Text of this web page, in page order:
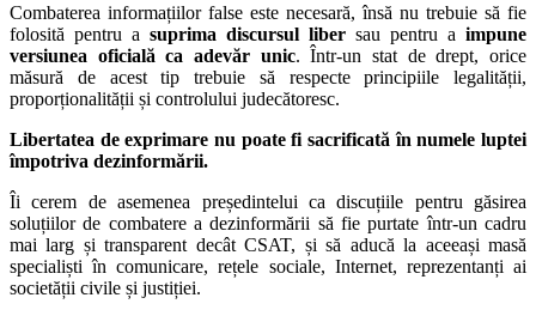
Combaterea informațiilor false este necesară, însă nu trebuie să fie
folosită pentru a suprima discursul liber sau pentru a impune
versiunea oficială ca adevăr unic. Într-un stat de drept, orice
măsură de acest tip trebuie să respecte principiile legalității,
proporționalității și controlului judecătoresc.
Libertatea de exprimare nu poate fi sacrificată în numele luptei
împotriva dezinformării.
Îi cerem de asemenea președintelui ca discuțiile pentru găsirea
soluțiilor de combatere a dezinformării să fie purtate într-un cadru
mai larg și transparent decât CSAT, și să aducă la aceeași masă
specialiști în comunicare, rețele sociale, Internet, reprezentanți ai
societății civile și justiției.